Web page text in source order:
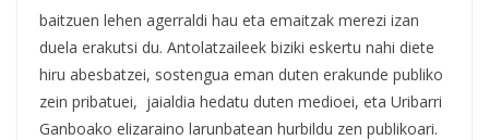
baitzuen lehen agerraldi hau eta emaitzak merezi izan
duela erakutsi du. Antolatzaileek biziki eskertu nahi diete
hiru abesbatzei, sostengua eman duten erakunde publiko
zein pribatuei, jaialdia hedatu duten medioei, eta Uribarri
Ganboako elizaraino larunbatean hurbildu zen publikoari.